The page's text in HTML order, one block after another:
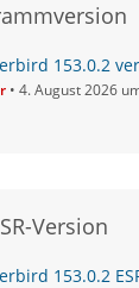
153.0.2
4. August 2026
Version
153.0.2